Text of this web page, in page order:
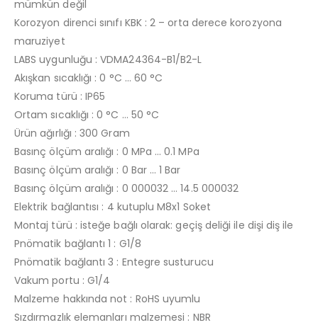
mümkün değil
Korozyon direnci sınıfı KBK : 2 – orta derece korozyona
maruziyet
LABS uygunluğu : VDMA24364-B1/B2-L
Akışkan sıcaklığı : 0 °C … 60 °C
Koruma türü : IP65
Ortam sıcaklığı : 0 °C … 50 °C
Ürün ağırlığı : 300 Gram
Basınç ölçüm aralığı : 0 MPa … 0.1 MPa
Basınç ölçüm aralığı : 0 Bar … 1 Bar
Basınç ölçüm aralığı : 0 000032 … 14.5 000032
Elektrik bağlantısı : 4 kutuplu M8x1 Soket
Montaj türü : isteğe bağlı olarak: geçiş deliği ile dişi diş ile
Pnömatik bağlantı 1 : G1/8
Pnömatik bağlantı 3 : Entegre susturucu
Vakum portu : G1/4
Malzeme hakkında not : RoHS uyumlu
Sızdırmazlık elemanları malzemesi : NBR